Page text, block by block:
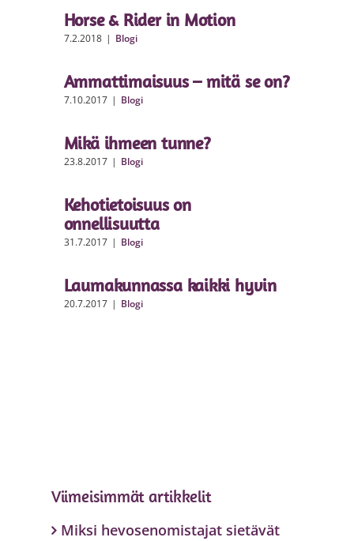
Horse & Rider in Motion
7.2.2018 | Blogi
Ammattimaisuus – mitä se on?
7.10.2017 | Blogi
Mikä ihmeen tunne?
23.8.2017 | Blogi
Kehotietoisuus on
onnellisuutta
31.7.2017 | Blogi
Laumakunnassa kaikki hyvin
20.7.2017 | Blogi
Viimeisimmät artikkelit
Miksi hevosenomistajat sietävät